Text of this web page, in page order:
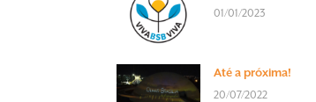
01/01/2023
Até a próxima!
20/07/2022